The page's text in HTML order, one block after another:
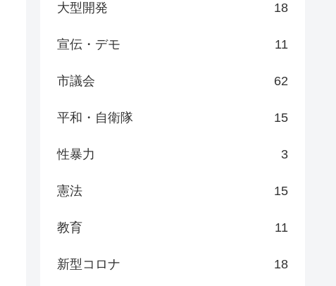
大型開発 18
宣伝・デモ 11
市議会 62
平和・自衛隊 15
性暴力 3
憲法 15
教育 11
新型コロナ 18